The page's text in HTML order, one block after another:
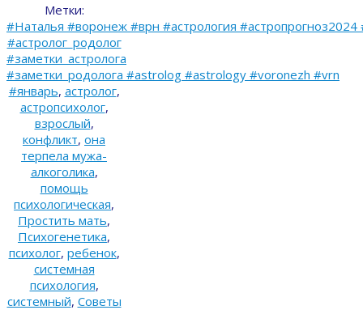
Метки:
#Наталья #воронеж #врн #астрология #астропрогноз2024
#астролог_родолог
#заметки_астролога
#заметки_родолога #astrolog #astrology #voronezh #vrn
#январь, астролог,
астропсихолог,
взрослый,
конфликт, она
терпела мужа-
алкоголика,
помощь
психологическая,
Простить мать,
Психогенетика,
психолог, ребенок,
системная
психология,
системный, Советы